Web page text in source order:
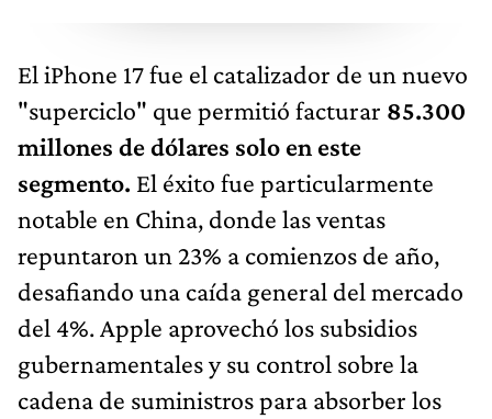
El iPhone 17 fue el catalizador de un nuevo
"superciclo" que permitió facturar 85.300
millones de dólares solo en este
segmento. El éxito fue particularmente
notable en China, donde las ventas
repuntaron un 23% a comienzos de año,
desafiando una caída general del mercado
del 4%. Apple aprovechó los subsidios
gubernamentales y su control sobre la
cadena de suministros para absorber los